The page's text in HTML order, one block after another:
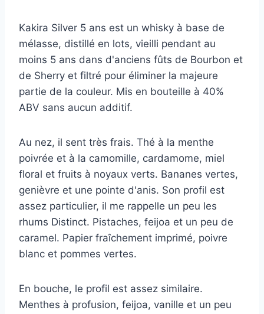
Kakira Silver 5 ans est un whisky à base de
mélasse, distillé en lots, vieilli pendant au
moins 5 ans dans d'anciens fûts de Bourbon et
de Sherry et filtré pour éliminer la majeure
partie de la couleur. Mis en bouteille à 40%
ABV sans aucun additif.
Au nez, il sent très frais. Thé à la menthe
poivrée et à la camomille, cardamome, miel
floral et fruits à noyaux verts. Bananes vertes,
genièvre et une pointe d'anis. Son profil est
assez particulier, il me rappelle un peu les
rhums Distinct. Pistaches, feijoa et un peu de
caramel. Papier fraîchement imprimé, poivre
blanc et pommes vertes.
En bouche, le profil est assez similaire.
Menthes à profusion, feijoa, vanille et un peu